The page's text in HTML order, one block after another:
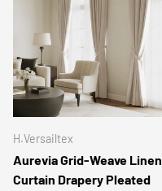
H.Versailtex
Aurevia Grid-Weave Linen
Curtain Drapery Pleated